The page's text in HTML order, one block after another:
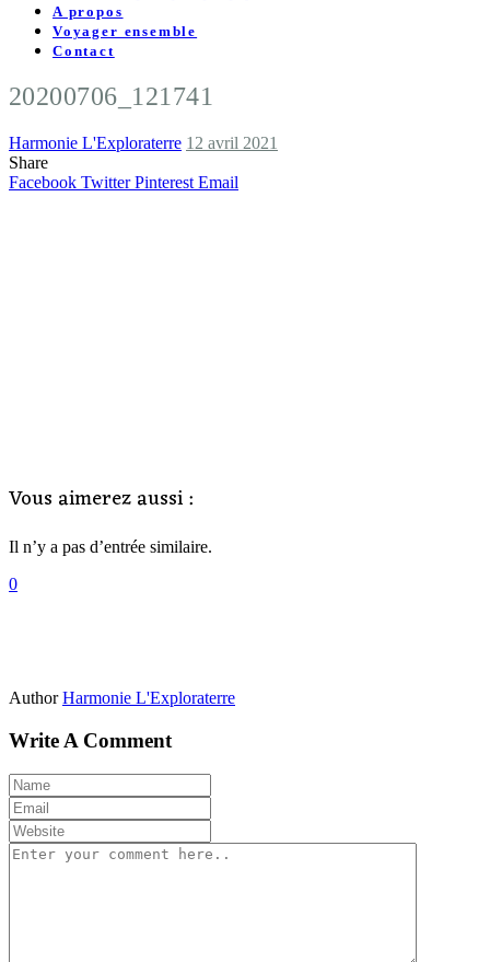
A propos
Voyager ensemble
Contact
20200706_121741
Harmonie L'Exploraterre 12 avril 2021
Share
Facebook Twitter Pinterest Email
Vous aimerez aussi :
Il n’y a pas d’entrée similaire.
0
Author Harmonie L'Exploraterre
Write A Comment